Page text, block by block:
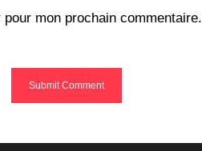
mon prochain commentaire.